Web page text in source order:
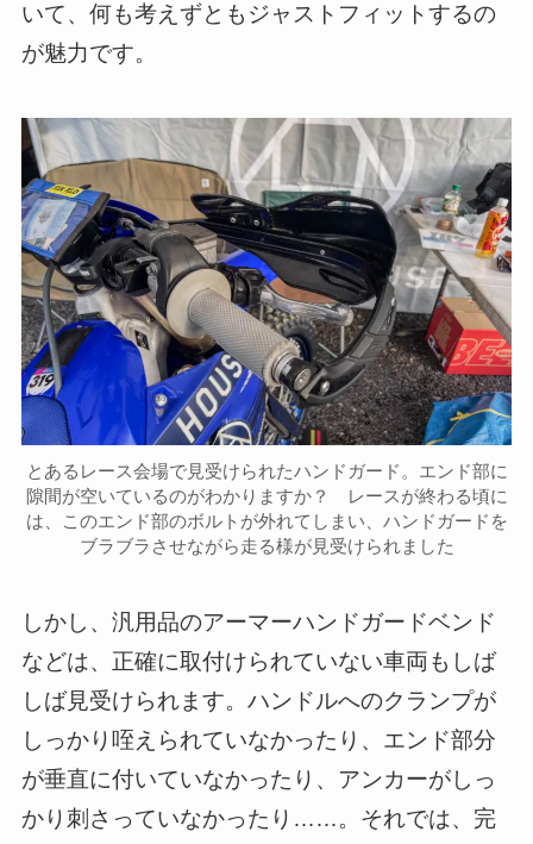
いて、何も考えずともジャストフィットするの
が魅力です。
とあるレース会場で見受けられたハンドガード。エンド部に
隙間が空いているのがわかりますか？ レースが終わる頃に
は、このエンド部のボルトが外れてしまい、ハンドガードを
ブラブラさせながら走る様が見受けられました
しかし、汎用品のアーマーハンドガードベンド
などは、正確に取付けられていない車両もしば
しば見受けられます。ハンドルへのクランプが
しっかり咥えられていなかったり、エンド部分
が垂直に付いていなかったり、アンカーがしっ
かり刺さっていなかったり……。それでは、完